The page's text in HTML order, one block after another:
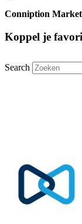
Conniption
Koppel je
Search